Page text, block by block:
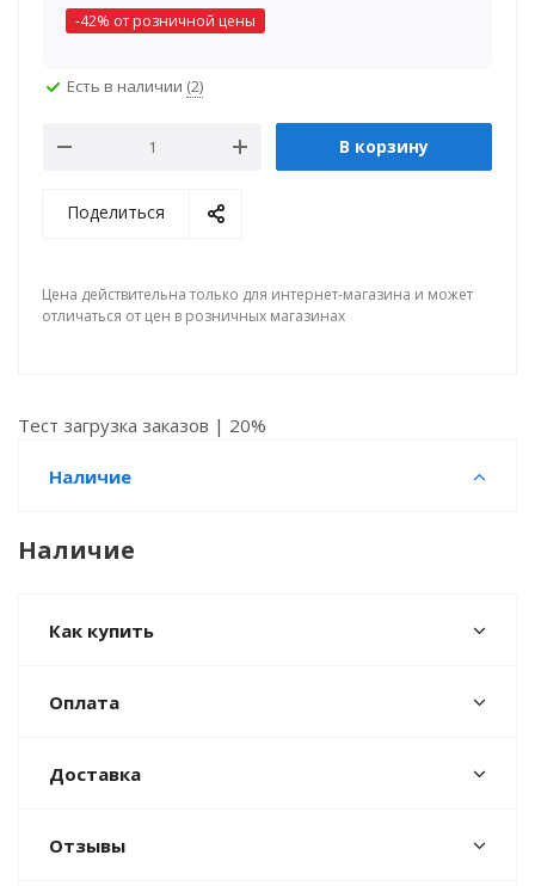
-42% от розничной цены
Есть в наличии (2)
В корзину
Поделиться
Цена действительна только для интернет-магазина и может
отличаться от цен в розничных магазинах
Тест загрузка заказов | 20%
Наличие
Наличие
Как купить
Оплата
Доставка
Отзывы